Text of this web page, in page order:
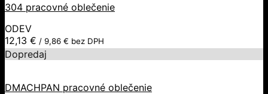
304 pracovné oblečenie
ODEV
12,13 € / 9,86 € bez DPH
Dopredaj
DMACHPAN pracovné oblečenie